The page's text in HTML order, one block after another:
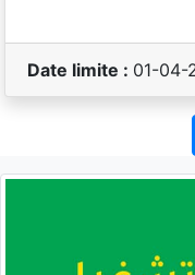
Date limite : 01-04-